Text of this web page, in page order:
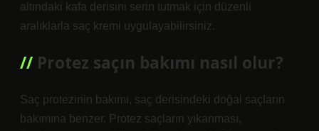
altındaki kafa derisini serin tutmak için düzenli
aralıklarla saç kremi uygulayabilirsiniz.
Protez saçın bakımı nasıl olur?
Saç protezinin bakımı, saç derisindeki doğal saçların
bakımına benzer. Protez saçların yıkanması,